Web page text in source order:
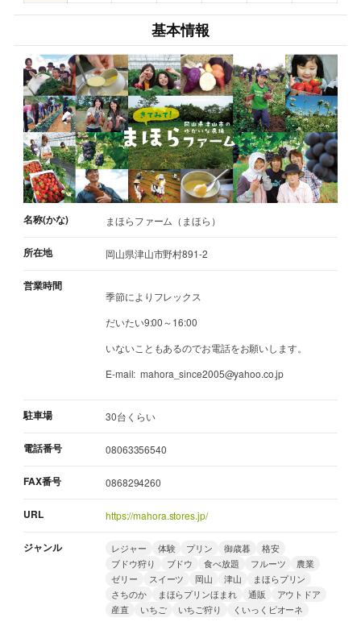
基本情報
名称(かな) まほらファーム（まほら）
所在地 岡山県津山市野村891-2
営業時間
季節によりフレックス
だいたい9:00～16:00
いないこともあるのでお電話をお願いします。
E-mail: mahora_since2005@yahoo.co.jp
駐車場 30台くらい
電話番号 08063356540
FAX番号 0868294260
URL https://mahora.stores.jp/
ジャンル レジャー 体験 プリン 御歳暮
格安
ブドウ狩り
ブドウ 食べ放題 フルーツ
農業
ゼリー
スイーツ 岡山 津山
まほらプリン
さちのか
まほらプリンほまれ 通販
アウトドア
産直
いちご いちご狩り くいっくピオーネ